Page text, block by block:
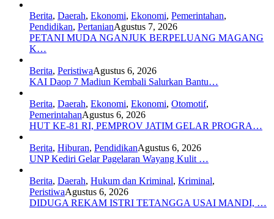
Berita, Daerah, Ekonomi, Ekonomi, Pemerintahan,
Pendidikan, PertanianAgustus 7, 2026
PETANI MUDA NGANJUK BERPELUANG MAGANG
K…
Berita, PeristiwaAgustus 6, 2026
KAI Daop 7 Madiun Kembali Salurkan Bantu…
Berita, Daerah, Ekonomi, Ekonomi, Otomotif,
PemerintahanAgustus 6, 2026
HUT KE-81 RI, PEMPROV JATIM GELAR PROGRA…
Berita, Hiburan, PendidikanAgustus 6, 2026
UNP Kediri Gelar Pagelaran Wayang Kulit …
Berita, Daerah, Hukum dan Kriminal, Kriminal,
PeristiwaAgustus 6, 2026
DIDUGA REKAM ISTRI TETANGGA USAI MANDI, …